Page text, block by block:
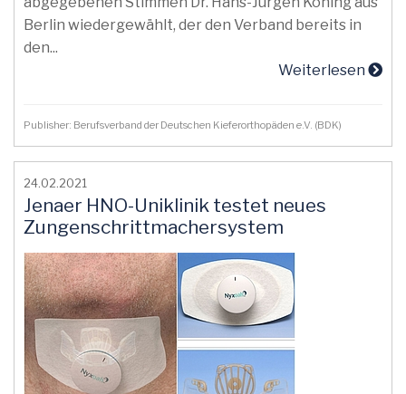
Berlin wiedergewählt, der den Verband bereits in
den...
Weiterlesen
Publisher: Berufsverband der Deutschen Kieferorthopäden e.V. (BDK)
24.02.2021
Jenaer HNO-Uniklinik testet neues
Zungenschrittmachersystem